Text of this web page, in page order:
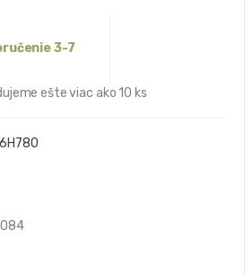
3-7
ešte viac ako 10 ks